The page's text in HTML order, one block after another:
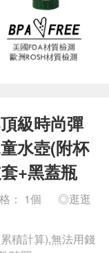
級時尚彈
水壺(附杯
+黑蓋瓶
： 1個
◎逛逛
積計算),無法用錢